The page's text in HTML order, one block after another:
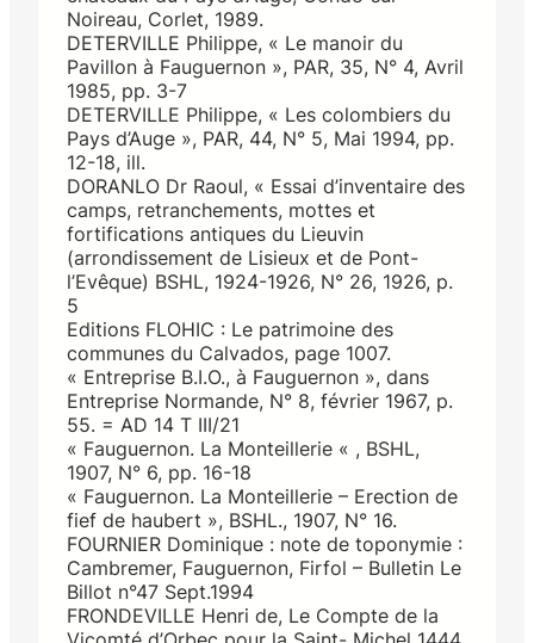
Noireau, Corlet, 1989.
DETERVILLE Philippe, « Le manoir du
Pavillon à Fauguernon », PAR, 35, N° 4, Avril
1985, pp. 3-7
DETERVILLE Philippe, « Les colombiers du
Pays d’Auge », PAR, 44, N° 5, Mai 1994, pp.
12-18, ill.
DORANLO Dr Raoul, « Essai d’inventaire des
camps, retranchements, mottes et
fortifications antiques du Lieuvin
(arrondissement de Lisieux et de Pont-
l’Evêque) BSHL, 1924-1926, N° 26, 1926, p.
5
Editions FLOHIC : Le patrimoine des
communes du Calvados, page 1007.
« Entreprise B.I.O., à Fauguernon », dans
Entreprise Normande, N° 8, février 1967, p.
55. = AD 14 T III/21
« Fauguernon. La Monteillerie « , BSHL,
1907, N° 6, pp. 16-18
« Fauguernon. La Monteillerie – Erection de
fief de haubert », BSHL., 1907, N° 16.
FOURNIER Dominique : note de toponymie :
Cambremer, Fauguernon, Firfol – Bulletin Le
Billot n°47 Sept.1994
FRONDEVILLE Henri de, Le Compte de la